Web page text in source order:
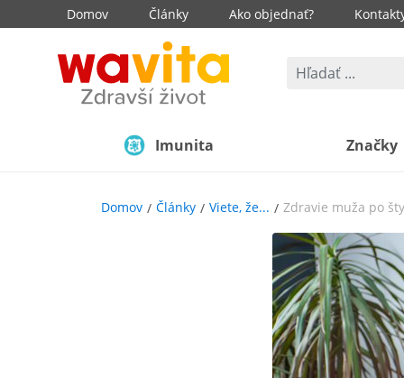
Domov Články Ako objednať?
Imunita Značky
Domov Články Viete, že... Zdravie muža po